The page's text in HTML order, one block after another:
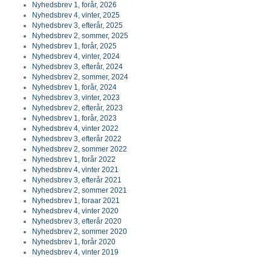
Nyhedsbrev 1, forår, 2026
Nyhedsbrev 4, vinter, 2025
Nyhedsbrev 3, efterår, 2025
Nyhedsbrev 2, sommer, 2025
Nyhedsbrev 1, forår, 2025
Nyhedsbrev 4, vinter, 2024
Nyhedsbrev 3, efterår, 2024
Nyhedsbrev 2, sommer, 2024
Nyhedsbrev 1, forår, 2024
Nyhedsbrev 3, vinter, 2023
Nyhedsbrev 2, efterår, 2023
Nyhedsbrev 1, forår, 2023
Nyhedsbrev 4, vinter 2022
Nyhedsbrev 3, efterår 2022
Nyhedsbrev 2, sommer 2022
Nyhedsbrev 1, forår 2022
Nyhedsbrev 4, vinter 2021
Nyhedsbrev 3, efterår 2021
Nyhedsbrev 2, sommer 2021
Nyhedsbrev 1, foraar 2021
Nyhedsbrev 4, vinter 2020
Nyhedsbrev 3, efterår 2020
Nyhedsbrev 2, sommer 2020
Nyhedsbrev 1, forår 2020
Nyhedsbrev 4, vinter 2019